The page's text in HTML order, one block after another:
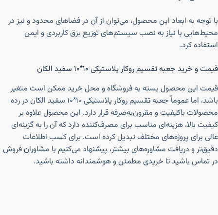
با توجه به ابعاد این محصول، می‌توان از آن در فضاهای محدود و نیز در
محیط‌هایی با نیاز به نصب سیستم‌های توزیع برق کاربردی و ایمن
استفاده کرد.
قیمت و خرید جعبه تقسیم روکار پلاستیکی ۱۰*۱۰ سفید الکان
قیمت این محصول بسته به فروشگاه و محل خرید ممکن است متغیر
باشد، اما عموماً جعبه تقسیم روکار پلاستیکی ۱۰*۱۰ سفید الکان در رده
محصولات باکیفیت و مقرون‌به‌صرفه قرار دارد. این محصول علاوه بر
کیفیت بالا، هزینه‌ای مناسب برای مصرف‌کننده دارد که آن را به گزینه‌ای
عالی برای پروژه‌های مختلف تبدیل کرده است. برای کسب اطلاعات
دقیق‌تر و دریافت مشاوره‌های بیشتر، پیشنهاد می‌کنیم با مشاوران فروش
در تماس باشید تا خریدی مطمئن و هوشمندانه داشته باشید.